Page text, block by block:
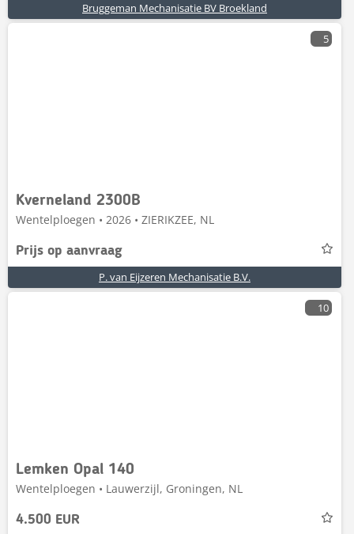
Bruggeman Mechanisatie BV Broekland
5
Kverneland 2300B
Wentelploegen • 2026 • ZIERIKZEE, NL
Prijs op aanvraag
P. van Eijzeren Mechanisatie B.V.
10
Lemken Opal 140
Wentelploegen • Lauwerzijl, Groningen, NL
4.500 EUR